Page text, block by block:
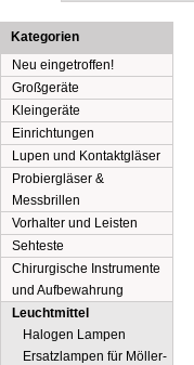
Kategorien
Neu eingetroffen!
Großgeräte
Kleingeräte
Einrichtungen
Lupen und Kontaktgläser
Probiergläser &
Messbrillen
Vorhalter und Leisten
Sehteste
Chirurgische Instrumente
und Aufbewahrung
Leuchtmittel
Halogen Lampen
Ersatzlampen für Möller-